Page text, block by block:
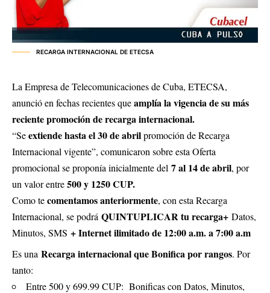
RECARGA INTERNACIONAL DE ETECSA
La Empresa de Telecomunicaciones de Cuba, ETECSA,
anunció en fechas recientes queamplía la vigencia de su más
reciente promoción de recarga internacional.
“Seextiende hasta el 30 de abrilpromoción de Recarga
Internacional vigente”, comunicaron sobre esta Oferta
promocional se proponía inicialmente del 7 al 14 de abril, por
un valor entre500 y 1250 CUP.
Como tecomentamos anteriormente, con esta Recarga
Internacional, se podrá QUINTUPLICAR tu recarga+ Datos,
Minutos, SMS + Internet ilimitado de 12:00 a.m. a 7:00 a.m
Es una Recarga internacional que Bonifica por rangos. Por
tanto:
Entre 500 y 699.99 CUP: Bonificas con Datos, Minutos,